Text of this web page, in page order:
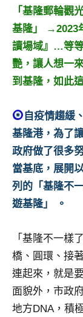
持、
吳
哥
窟
泰
國
遊
書
作
者、
各
發
會
活
動
主
學
校
「基隆郵輪觀
基隆」 →2023
讀場域』…等
艷，讓人想一
到基隆，如此
自疫情趨緩
基隆港，為了
政府做了很多
當基底，展開
列的「基隆不
遊基隆」 。
「基隆不一樣
橋、圓環、接
連起來，就是
面貌外，市政
地方DNA，積